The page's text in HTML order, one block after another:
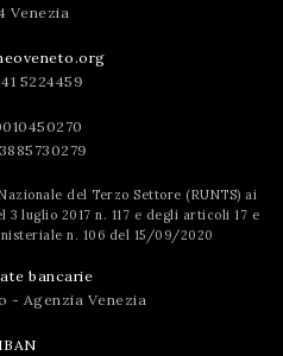
Venezia
5224459
del Terzo Settore (RUNTS) ai
3 luglio 2017 n. 117 e degli articoli 17 e
n. 106 del 15/09/2020
bancarie
- Agenzia Venezia
IBAN